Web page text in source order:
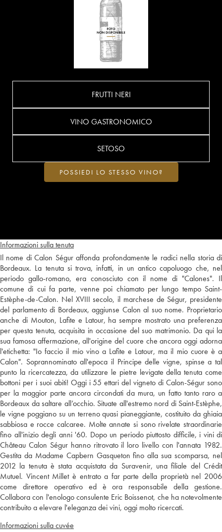
Informazioni sulla tenuta
Il nome di Calon Ségur affonda profondamente le radici nella storia di
Bordeaux. La tenuta si trova, infatti, in un antico capoluogo che, nel
periodo gallo-romano, era conosciuto con il nome di "Calones". Il
comune di cui fa parte, venne poi chiamato per lungo tempo Saint-
Estèphe-de-Calon. Nel XVIII secolo, il marchese de Ségur, presidente
del parlamento di Bordeaux, aggiunse Calon al suo nome. Proprietario
anche di Mouton, Lafite e Latour, ha sempre mostrato una preferenza
per questa tenuta, acquisita in occasione del suo matrimonio. Da qui la
sua famosa affermazione, all'origine del cuore che ancora oggi adorna
l'etichetta: "Io faccio il mio vino a Lafite e Latour, ma il mio cuore è a
Calon". Soprannominato all'epoca il Principe delle vigne, spinse a tal
punto la ricercatezza, da utilizzare le pietre levigate della tenuta come
bottoni per i suoi abiti! Oggi i 55 ettari del vigneto di Calon-Ségur sono
per la maggior parte ancora circondati da mura, un fatto tanto raro a
Bordeaux da saltare all’occhio. Situate all'estremo nord di Saint-Estèphe,
le vigne poggiano su un terreno quasi pianeggiante, costituito da ghiaia
sabbiosa e rocce calcaree. Molte annate si sono rivelate straordinarie
fino all'inizio degli anni '60. Dopo un periodo piuttosto difficile, i vini di
Château Calon Ségur hanno ritrovato il loro livello con l'annata 1982.
Gestita da Madame Capbern Gasqueton fino alla sua scomparsa, nel
2012 la tenuta è stata acquistata da Suravenir, una filiale del Crédit
Mutuel. Vincent Millet è entrato a far parte della proprietà nel 2006
come direttore operativo ed è ora responsabile della gestione.
Collabora con l'enologo consulente Eric Boissenot, che ha notevolmente
contribuito a elevare l'eleganza dei vini, oggi molto ricercati.
Informazioni sulla cuvée
FRUTTI NERI
VINO GASTRONOMICO
SETOSO
POSSIEDI LO STESSO VINO?